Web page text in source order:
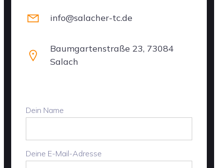
info@salacher-tc.de
Baumgartenstraße 23, 73084
Salach
Dein Name
Deine E-Mail-Adresse